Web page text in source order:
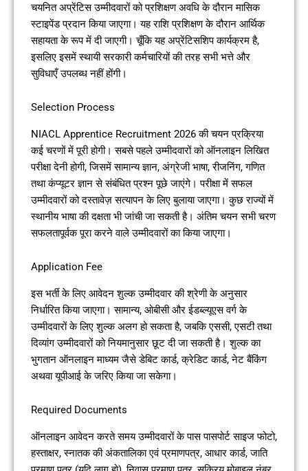
चयनित अप्रेंटिस उम्मीदवारों को प्रशिक्षण अवधि के दौरान मासिक
स्टाइपेंड प्रदान किया जाएगा। यह राशि प्रशिक्षण के दौरान आर्थिक
सहायता के रूप में दी जाएगी। चूँकि यह अप्रेंटिसशिप कार्यक्रम है,
इसलिए इसमें स्थायी सरकारी कर्मचारियों की तरह सभी भत्ते और
सुविधाएँ उपलब्ध नहीं होंगी।
Selection Process
NIACL Apprentice Recruitment 2026 की चयन प्रक्रिया
कई चरणों में पूरी होगी। सबसे पहले उम्मीदवारों को ऑनलाइन लिखित
परीक्षा देनी होगी, जिसमें सामान्य ज्ञान, अंग्रेजी भाषा, रीजनिंग, गणित
तथा कंप्यूटर ज्ञान से संबंधित प्रश्न पूछे जाएंगे। परीक्षा में सफल
उम्मीदवारों को दस्तावेज़ सत्यापन के लिए बुलाया जाएगा। कुछ राज्यों में
स्थानीय भाषा की दक्षता भी जांची जा सकती है। अंतिम चयन सभी चरण
सफलतापूर्वक पूरा करने वाले उम्मीदवारों का किया जाएगा।
Application Fee
इस भर्ती के लिए आवेदन शुल्क उम्मीदवार की श्रेणी के अनुसार
निर्धारित किया जाएगा। सामान्य, ओबीसी और ईडब्ल्यूएस वर्ग के
उम्मीदवारों के लिए शुल्क अलग हो सकता है, जबकि एससी, एसटी तथा
दिव्यांग उम्मीदवारों को नियमानुसार छूट दी जा सकती है। शुल्क का
भुगतान ऑनलाइन माध्यम जैसे डेबिट कार्ड, क्रेडिट कार्ड, नेट बैंकिंग
अथवा यूपीआई के जरिए किया जा सकेगा।
Required Documents
ऑनलाइन आवेदन करते समय उम्मीदवारों के पास पासपोर्ट साइज फोटो,
हस्ताक्षर, स्नातक की अंकतालिका एवं प्रमाणपत्र, आधार कार्ड, जाति